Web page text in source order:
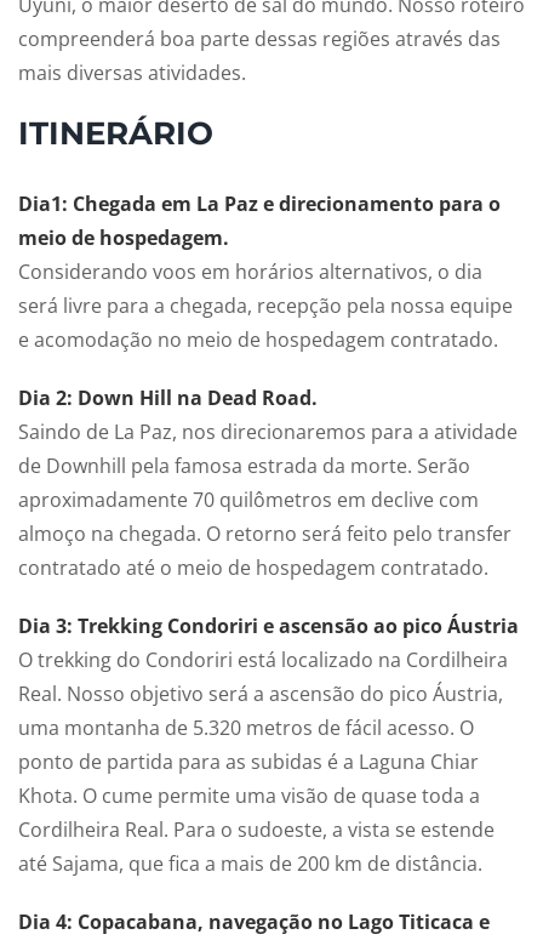
compreenderá boa parte dessas regiões através das
mais diversas atividades.
ITINERÁRIO
Dia1: Chegada em La Paz e direcionamento para o
meio de hospedagem.
Considerando voos em horários alternativos, o dia
será livre para a chegada, recepção pela nossa equipe
e acomodação no meio de hospedagem contratado.
Dia 2: Down Hill na Dead Road.
Saindo de La Paz, nos direcionaremos para a atividade
de Downhill pela famosa estrada da morte. Serão
aproximadamente 70 quilômetros em declive com
almoço na chegada. O retorno será feito pelo transfer
contratado até o meio de hospedagem contratado.
Dia 3: Trekking Condoriri e ascensão ao pico Áustria
O trekking do Condoriri está localizado na Cordilheira
Real. Nosso objetivo será a ascensão do pico Áustria,
uma montanha de 5.320 metros de fácil acesso. O
ponto de partida para as subidas é a Laguna Chiar
Khota. O cume permite uma visão de quase toda a
Cordilheira Real. Para o sudoeste, a vista se estende
até Sajama, que fica a mais de 200 km de distância.
Dia 4: Copacabana, navegação no Lago Titicaca e